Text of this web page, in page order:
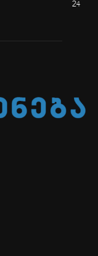
24